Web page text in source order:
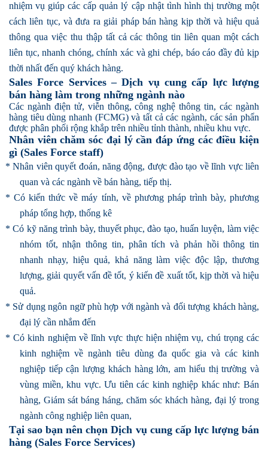
nhiệm vụ giúp các cấp quản lý cập nhật tình hình thị trường một
cách liên tục, và đưa ra giải pháp bán hàng kịp thời và hiệu quả
thông qua việc thu thập tất cả các thông tin liên quan một cách
liên tục, nhanh chóng, chính xác và ghi chép, báo cáo đầy đủ kịp
thời nhất đến quý khách hàng.
Sales Force Services – Dịch vụ cung cấp lực lượng
bán hàng làm trong những ngành nào
Các ngành điện tử, viễn thông, công nghệ thông tin, các ngành
hàng tiêu dùng nhanh (FCMG) và tất cả các ngành, các sản phẩn
được phân phối rộng khắp trên nhiều tỉnh thành, nhiều khu vực.
Nhân viên chăm sóc đại lý cần đáp ứng các điều kiện
gì (Sales Force staff)
* Nhân viên quyết đoán, năng động, được đào tạo về lĩnh vực liên
quan và các ngành về bán hàng, tiếp thị.
* Có kiến thức về máy tính, về phương pháp trình bày, phương
pháp tổng hợp, thống kê
* Có kỹ năng trình bày, thuyết phục, đào tạo, huấn luyện, làm việc
nhóm tốt, nhận thông tin, phân tích và phản hồi thông tin
nhanh nhạy, hiệu quả, khả năng làm việc độc lập, thương
lượng, giải quyết vấn đề tốt, ý kiến đề xuất tốt, kịp thời và hiệu
quả.
* Sử dụng ngôn ngữ phù hợp với ngành và đối tượng khách hàng,
đại lý cần nhắm đến
* Có kinh nghiệm về lĩnh vực thực hiện nhiệm vụ, chú trọng các
kinh nghiệm về ngành tiêu dùng đa quốc gia và các kinh
nghiệp tiếp cận lượng khách hàng lớn, am hiểu thị trường và
vùng miền, khu vực. Ưu tiên các kinh nghiệp khác như: Bán
hàng, Giám sát báng háng, chăm sóc khách hàng, đại lý trong
ngành công nghiệp liên quan,
Tại sao bạn nên chọn Dịch vụ cung cấp lực lượng bán
hàng (Sales Force Services)